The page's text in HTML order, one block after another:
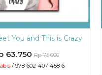
You and This is Crazy
63.750 Rp 75.000
/ 978-602-407-458-6